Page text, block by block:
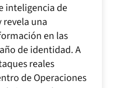
inteligencia de
revela una
en las
de identidad. A
reales
de Operaciones